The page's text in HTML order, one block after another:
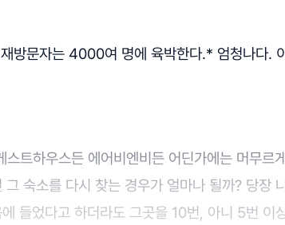
방문자는 4000여 명에 육박한다.* 엄청나다.
트하우스든 에어비엔비든 어딘가에는 머무르
숙소를 다시 찾는 경우가 얼마나 될까? 당장
들었다고 하더라도 그곳을 10번, 아니 5번 이